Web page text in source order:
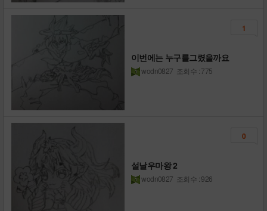
이번에는 누구를그렸을까요
wodn0827 조회수 : 775
1
설날우마왕 2
wodn0827 조회수 : 926
0